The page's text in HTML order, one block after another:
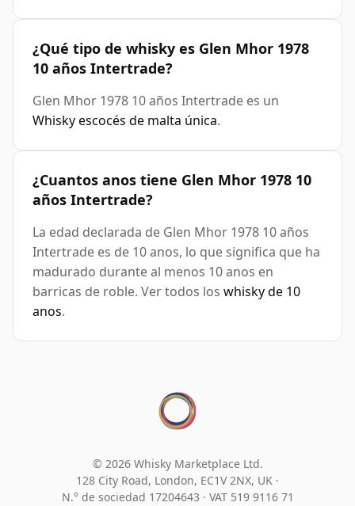
¿Qué tipo de whisky es Glen Mhor 1978
10 años Intertrade?
Glen Mhor 1978 10 años Intertrade es un
Whisky escocés de malta única.
¿Cuantos anos tiene Glen Mhor 1978 10
años Intertrade?
La edad declarada de Glen Mhor 1978 10 años
Intertrade es de 10 anos, lo que significa que ha
madurado durante al menos 10 anos en
barricas de roble. Ver todos los whisky de 10
anos.
© 2026 Whisky Marketplace Ltd.
128 City Road, London, EC1V 2NX, UK ·
N.° de sociedad 17204643 · VAT 519 9116 71